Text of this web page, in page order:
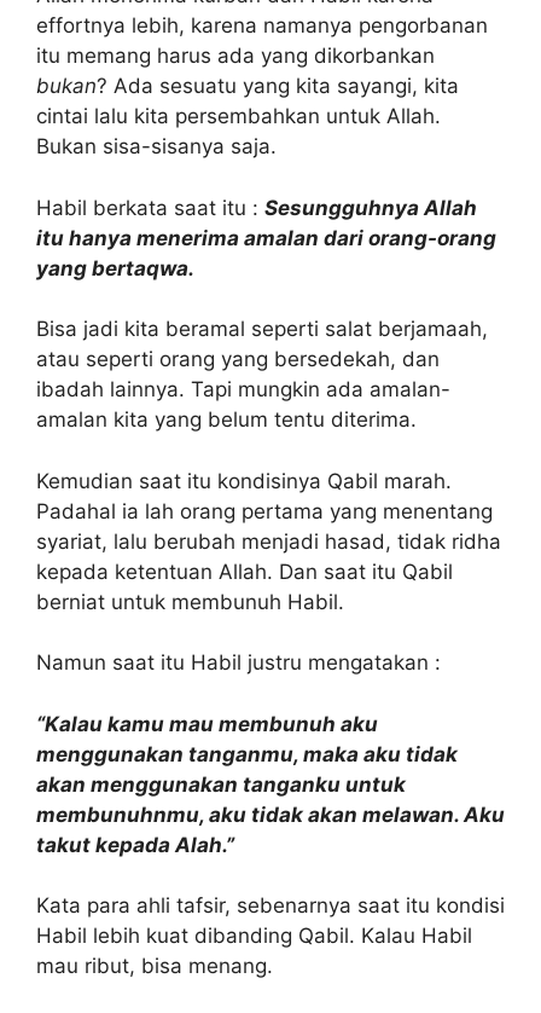
effortnya lebih, karena namanya pengorbanan
itu memang harus ada yang dikorbankan
bukan? Ada sesuatu yang kita sayangi, kita
cintai lalu kita persembahkan untuk Allah.
Bukan sisa-sisanya saja.
Habil berkata saat itu : Sesungguhnya Allah
itu hanya menerima amalan dari orang-orang
yang bertaqwa.
Bisa jadi kita beramal seperti salat berjamaah,
atau seperti orang yang bersedekah, dan
ibadah lainnya. Tapi mungkin ada amalan-
amalan kita yang belum tentu diterima.
Kemudian saat itu kondisinya Qabil marah.
Padahal ia lah orang pertama yang menentang
syariat, lalu berubah menjadi hasad, tidak ridha
kepada ketentuan Allah. Dan saat itu Qabil
berniat untuk membunuh Habil.
Namun saat itu Habil justru mengatakan :
“Kalau kamu mau membunuh aku
menggunakan tanganmu, maka aku tidak
akan menggunakan tanganku untuk
membunuhnmu, aku tidak akan melawan. Aku
takut kepada Alah.”
Kata para ahli tafsir, sebenarnya saat itu kondisi
Habil lebih kuat dibanding Qabil. Kalau Habil
mau ribut, bisa menang.